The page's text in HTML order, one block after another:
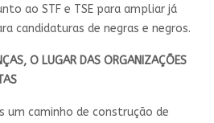
ao STF e TSE para ampliar já
candidaturas de negras e negros.
O LUGAR DAS ORGANIZAÇÕES
caminho de construção de